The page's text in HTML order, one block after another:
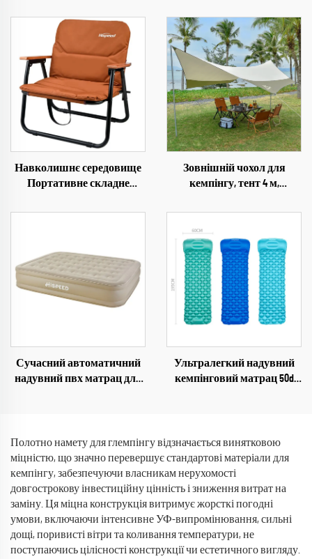
Навколишнє середовище
Портативне складне
Пляж Похід Кемпінг
Зовнішній чохол для
кемпінгу, тент 4 м,
водонепроникний,
складний, дощовий намет
із сталевими стійками
Сучасний автоматичний
надувний пвх матрац для
використання на свіжому
повітрі, у вітальні або
парку
Ультралегкий надувний
кемпінговий матрац 50d
пригод на свіжому повітрі
Полотно намету для глемпінгу відзначається винятковою
міцністю, що значно перевершує стандартові матеріали для
кемпінгу, забезпечуючи власникам нерухомості
довгострокову інвестиційну цінність і зниження витрат на
заміну. Ця міцна конструкція витримує жорсткі погодні
умови, включаючи інтенсивне УФ-випромінювання, сильні
дощі, поривисті вітри та коливання температури, не
поступаючись цілісності конструкції чи естетичного вигляду.